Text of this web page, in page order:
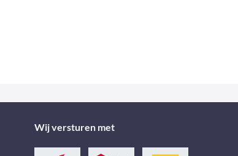
Wij versturen met